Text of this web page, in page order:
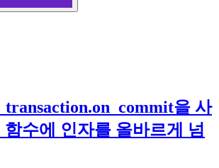
을 사
수에 인자를 올바르게 넘